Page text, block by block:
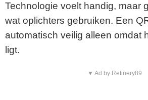
Technologie voelt handig, maar
wat oplichters gebruiken. Een
automatisch veilig alleen omdat
ligt.
▼ Ad by Refinery89